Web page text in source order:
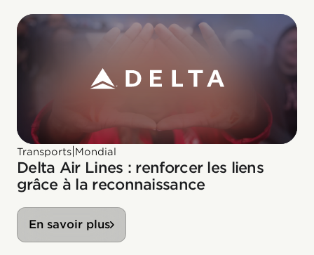
Transports Mondial
Delta Air Lines : renforcer les liens
grâce à la reconnaissance
En savoir plus